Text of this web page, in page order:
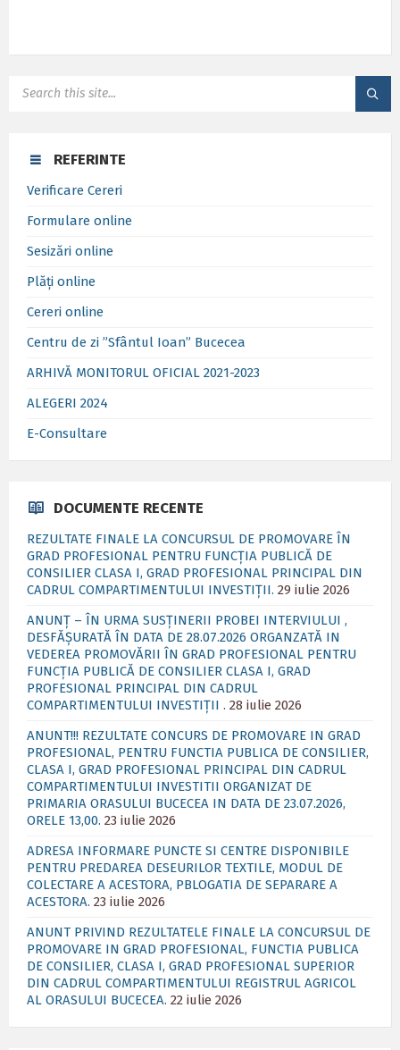
REFERINTE
Verificare Cereri
Formulare online
Sesizări online
Plăți online
Cereri online
Centru de zi ”Sfântul Ioan” Bucecea
ARHIVĂ MONITORUL OFICIAL 2021-2023
ALEGERI 2024
E-Consultare
DOCUMENTE RECENTE
REZULTATE FINALE LA CONCURSUL DE PROMOVARE ÎN
GRAD PROFESIONAL PENTRU FUNCȚIA PUBLICĂ DE
CONSILIER CLASA I, GRAD PROFESIONAL PRINCIPAL DIN
CADRUL COMPARTIMENTULUI INVESTIȚII. 29 iulie 2026
ANUNȚ – ÎN URMA SUSȚINERII PROBEI INTERVIULUI ,
DESFĂȘURATĂ ÎN DATA DE 28.07.2026 ORGANZATĂ IN
VEDEREA PROMOVĂRII ÎN GRAD PROFESIONAL PENTRU
FUNCȚIA PUBLICĂ DE CONSILIER CLASA I, GRAD
PROFESIONAL PRINCIPAL DIN CADRUL
COMPARTIMENTULUI INVESTIȚII . 28 iulie 2026
ANUNT!!! REZULTATE CONCURS DE PROMOVARE IN GRAD
PROFESIONAL, PENTRU FUNCTIA PUBLICA DE CONSILIER,
CLASA I, GRAD PROFESIONAL PRINCIPAL DIN CADRUL
COMPARTIMENTULUI INVESTITII ORGANIZAT DE
PRIMARIA ORASULUI BUCECEA IN DATA DE 23.07.2026,
ORELE 13,00. 23 iulie 2026
ADRESA INFORMARE PUNCTE SI CENTRE DISPONIBILE
PENTRU PREDAREA DESEURILOR TEXTILE, MODUL DE
COLECTARE A ACESTORA, PBLOGATIA DE SEPARARE A
ACESTORA. 23 iulie 2026
ANUNT PRIVIND REZULTATELE FINALE LA CONCURSUL DE
PROMOVARE IN GRAD PROFESIONAL, FUNCTIA PUBLICA
DE CONSILIER, CLASA I, GRAD PROFESIONAL SUPERIOR
DIN CADRUL COMPARTIMENTULUI REGISTRUL AGRICOL
AL ORASULUI BUCECEA. 22 iulie 2026